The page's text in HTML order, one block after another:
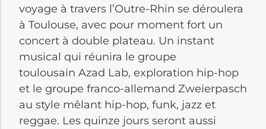
voyage à travers l’Outre-Rhin se déroulera
à Toulouse, avec pour moment fort un
concert à double plateau. Un instant
musical qui réunira le groupe
toulousain Azad Lab, exploration hip-hop
et le groupe franco-allemand Zweierpasch
au style mêlant hip-hop, funk, jazz et
reggae. Les quinze jours seront aussi